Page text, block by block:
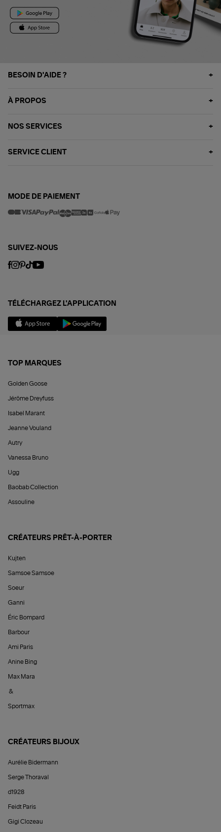
BESOIN D'AIDE ?
À PROPOS
NOS SERVICES
SERVICE CLIENT
MODE DE PAIEMENT
SUIVEZ-NOUS
TÉLÉCHARGEZ L'APPLICATION
TOP MARQUES
Golden Goose
Jérôme Dreyfuss
Isabel Marant
Jeanne Vouland
Autry
Vanessa Bruno
Ugg
Baobab Collection
Assouline
CRÉATEURS PRÊT-À-PORTER
Kujten
Samsoe Samsoe
Soeur
Ganni
Éric Bompard
Barbour
Ami Paris
Anine Bing
Max Mara
&
Sportmax
CRÉATEURS BIJOUX
Aurélie Bidermann
Serge Thoraval
d1928
Feidt Paris
Gigi Clozeau